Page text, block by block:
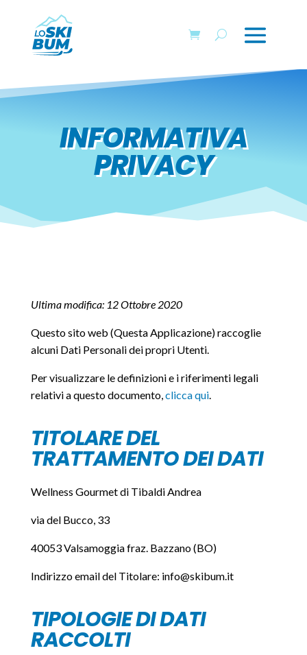
INFORMATIVA
PRIVACY
Ultima modifica: 12 Ottobre 2020
Questo sito web (Questa Applicazione) raccoglie
alcuni Dati Personali dei propri Utenti.
Per visualizzare le definizioni e i riferimenti legali
relativi a questo documento,clicca qui.
TITOLARE DEL
TRATTAMENTO DEI DATI
Wellness Gourmet di Tibaldi Andrea
via del Bucco, 33
40053 Valsamoggia fraz. Bazzano (BO)
Indirizzo email del Titolare: info@skibum.it
TIPOLOGIE DI DATI
RACCOLTI